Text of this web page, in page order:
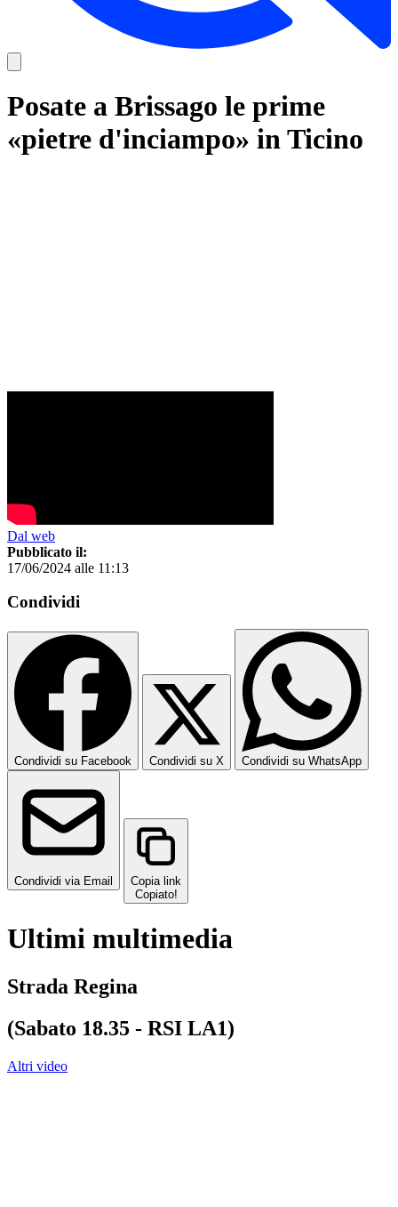
Posate a Brissago le prime
«pietre d'inciampo» in Ticino
Dal web
Pubblicato il:
17/06/2024 alle 11:13
Condividi
Condividi su Facebook Condividi su X Condividi su WhatsApp
Condividi via Email
Copia link
Copiato!
Ultimi multimedia
Strada Regina
(Sabato 18.35 - RSI LA1)
Altri video